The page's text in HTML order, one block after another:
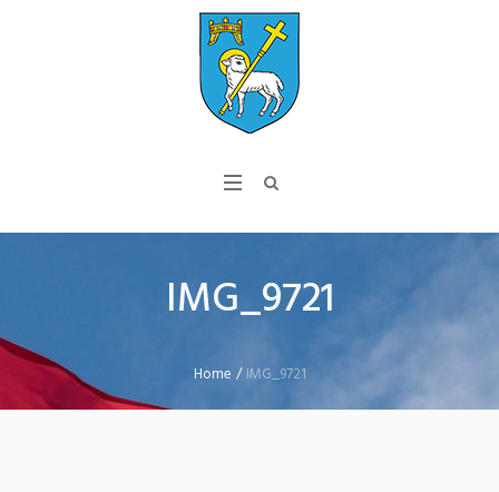
IMG_9721
Home /IMG_9721